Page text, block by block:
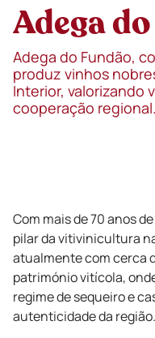
Adega
Adega do Fundão,
produz vinhos
Interior, valorizando
cooperação regional.
Com mais de 70 anos
pilar da vitivinicultura
atualmente com cerca
património vitícola,
regime de sequeiro e
autenticidade da região.